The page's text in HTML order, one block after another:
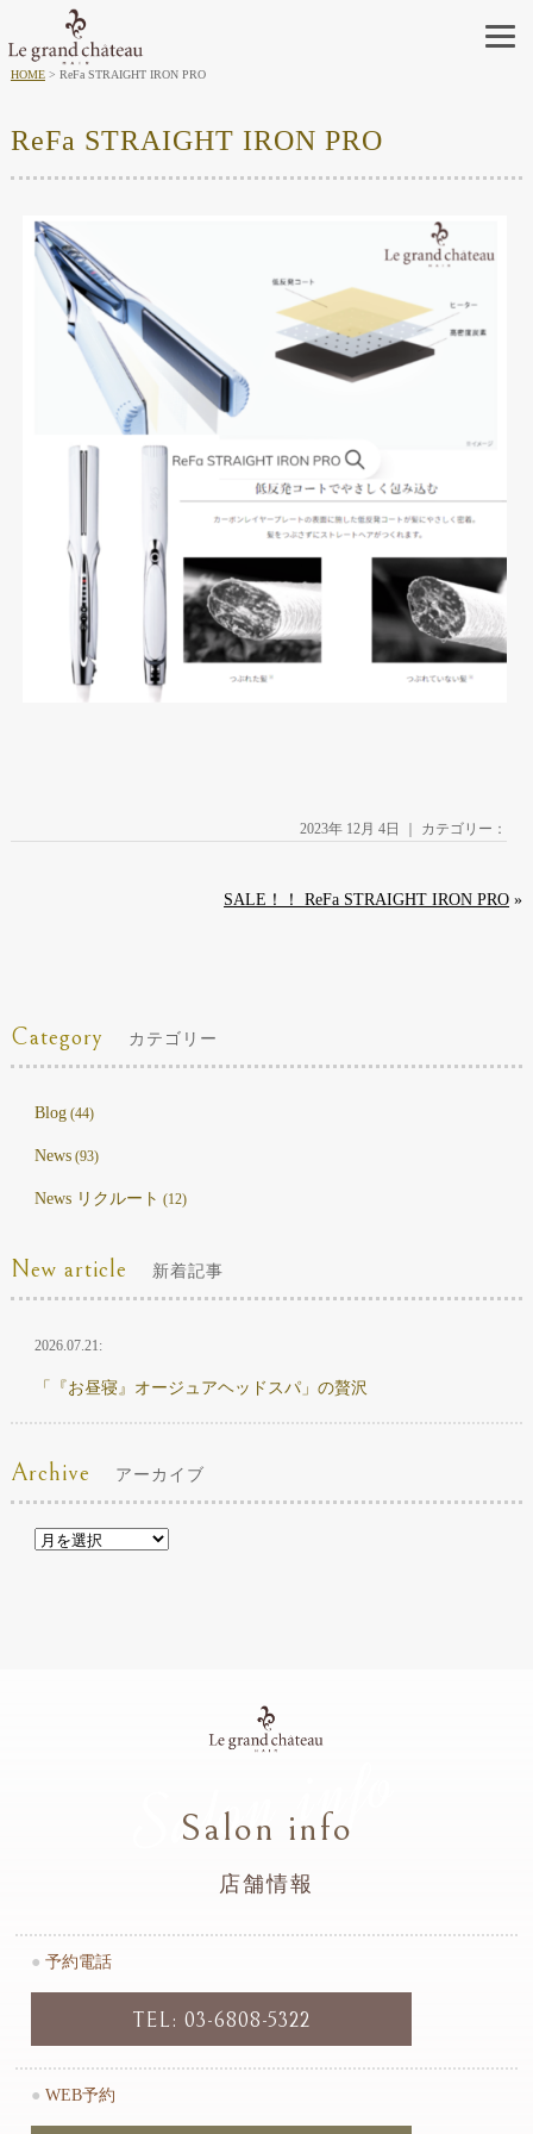
HOME ReFa STRAIGHT IRON PRO
ReFa STRAIGHT IRON PRO
2023年 12月 4日 ｜ カテゴリー：
SALE！！ ReFa STRAIGHT IRON PRO »
Category カテゴリー
Blog(44)
News(93)
News リクルート (12)
New article 新着記事
2026.07.21:
「『お昼寝』オージュアヘッドスパ」の贅沢
Archive アーカイブ
Salon info
Salon info
店舗情報
● 予約電話
TEL: 03-6808-5322
● WEB予約